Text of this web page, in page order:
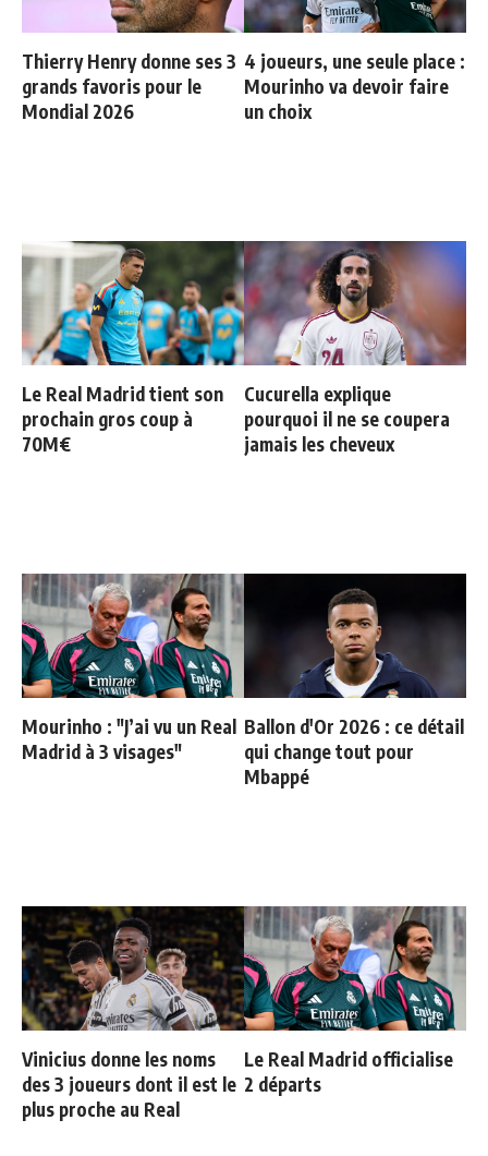
Thierry Henry donne ses 3
grands favoris pour le
Mondial 2026
4 joueurs, une seule place :
Mourinho va devoir faire
un choix
Le Real Madrid tient son
prochain gros coup à
70M€
Cucurella explique
pourquoi il ne se coupera
jamais les cheveux
Mourinho : "J’ai vu un Real
Madrid à 3 visages"
Ballon d'Or 2026 : ce détail
qui change tout pour
Mbappé
Vinicius donne les noms
des 3 joueurs dont il est le
plus proche au Real
Le Real Madrid officialise
2 départs